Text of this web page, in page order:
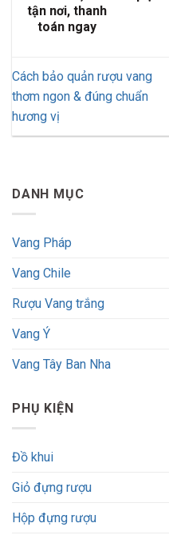
tận nơi, thanh
toán ngay
Cách bảo quản rượu vang
thơm ngon & đúng chuẩn
hương vị
DANH MỤC
Vang Pháp
Vang Chile
Rượu Vang trắng
Vang Ý
Vang Tây Ban Nha
PHỤ KIỆN
Đồ khui
Giỏ đựng rượu
Hộp đựng rượu